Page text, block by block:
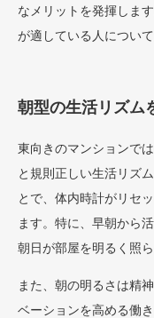
なメリットを発揮しま
が適している人について
朝型の生活リズム
東向きのマンションで
と規則正しい生活リズ
とで、体内時計がリセ
ます。特に、早朝から
朝日が部屋を明るく照
また、朝の明るさは精
ベーションを高める働